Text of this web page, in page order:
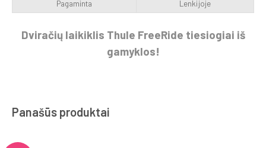
Pagaminta
Lenkijoje
Dviračių laikiklis Thule FreeRide tiesiogiai iš
gamyklos!
Panašūs produktai